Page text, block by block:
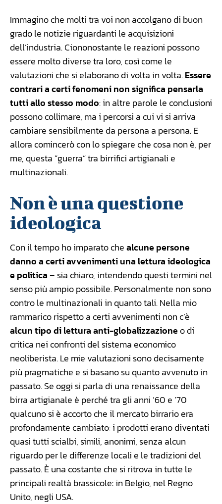
Immagino che molti tra voi non accolgano di buon
grado le notizie riguardanti le acquisizioni
dell’industria. Ciononostante le reazioni possono
essere molto diverse tra loro, così come le
valutazioni che si elaborano di volta in volta.Essere
contrari a certi fenomeni non significa pensarla
tutti allo stesso modo: in altre parole le conclusioni
possono collimare, ma i percorsi a cui vi si arriva
cambiare sensibilmente da persona a persona. E
allora comincerò con lo spiegare che cosa non è, per
me, questa “guerra” tra birrifici artigianali e
multinazionali.
Non è una questione
ideologica
Con il tempo ho imparato chealcune persone
danno a certi avvenimenti una lettura ideologica
e politica– sia chiaro, intendendo questi termini nel
senso più ampio possibile. Personalmente non sono
contro le multinazionali in quanto tali. Nella mio
rammarico rispetto a certi avvenimenti non c’è
alcun tipo di lettura anti-globalizzazioneo di
critica nei confronti del sistema economico
neoliberista. Le mie valutazioni sono decisamente
più pragmatiche e si basano su quanto avvenuto in
passato. Se oggi si parla di una renaissance della
birra artigianale è perché tra gli anni ’60 e ’70
qualcuno si è accorto che il mercato birrario era
profondamente cambiato: i prodotti erano diventati
quasi tutti scialbi, simili, anonimi, senza alcun
riguardo per le differenze locali e le tradizioni del
passato. È una costante che si ritrova in tutte le
principali realtà brassicole: in Belgio, nel Regno
Unito, negli USA.